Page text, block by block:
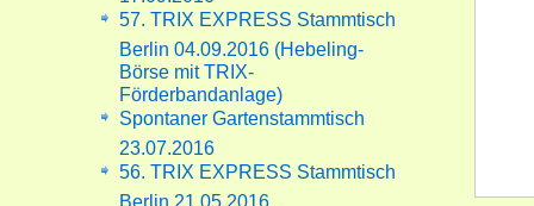
57. TRIX EXPRESS Stammtisch
Berlin 04.09.2016 (Hebeling-
Börse mit TRIX-
Förderbandanlage)
Spontaner Gartenstammtisch
23.07.2016
56. TRIX EXPRESS Stammtisch
Berlin 21.05.2016